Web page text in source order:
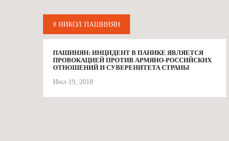
# НИКОЛ ПАШИНЯН
ПАШИНЯН: ИНЦИДЕНТ В ПАНИКЕ ЯВЛЯЕТСЯ
ПРОВОКАЦИЕЙ ПРОТИВ АРМЯНО-РОССИЙСКИХ
ОТНОШЕНИЙ И СУВЕРЕНИТЕТА СТРАНЫ
Июл 19, 2018